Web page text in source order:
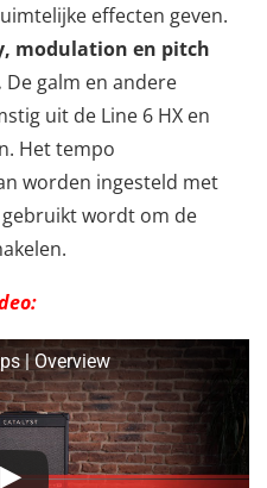
effecten geven.
modulation en pitch
De galm en andere
uit de Line 6 HX en
Het tempo
worden ingesteld met
wordt om de
| Overview